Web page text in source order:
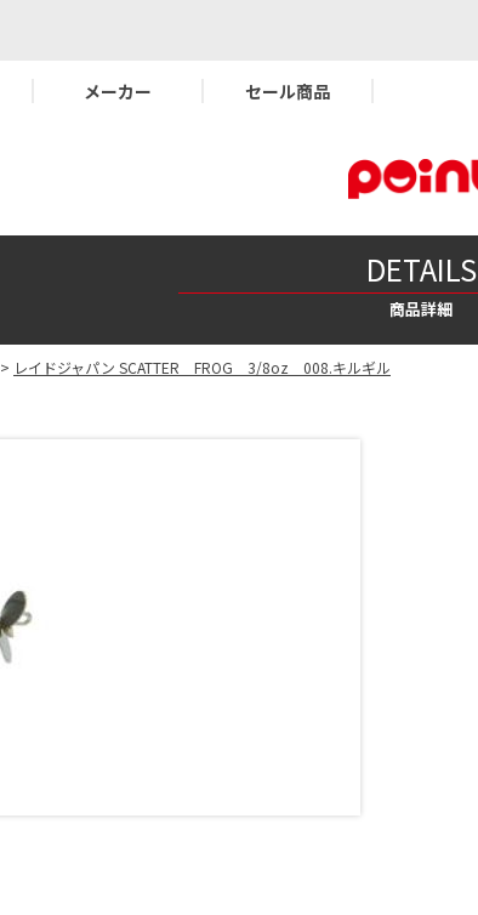
メーカー セール商品
DETAILS
商品詳細
> レイドジャパン SCATTER FROG 3/8oz 008.キルギル